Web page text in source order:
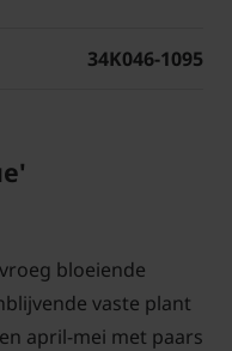
34K046-1095
bloeiende
vaste plant
april-mei met paars